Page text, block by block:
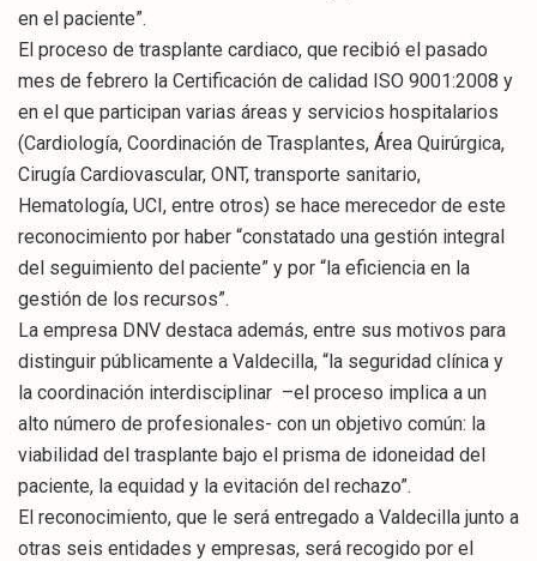
en el paciente”.
El proceso de trasplante cardiaco, que recibió el pasado
mes de febrero la Certificación de calidad ISO 9001:2008 y
en el que participan varias áreas y servicios hospitalarios
(Cardiología, Coordinación de Trasplantes, Área Quirúrgica,
Cirugía Cardiovascular, ONT, transporte sanitario,
Hematología, UCI, entre otros) se hace merecedor de este
reconocimiento por haber “constatado una gestión integral
del seguimiento del paciente” y por “la eficiencia en la
gestión de los recursos”.
La empresa DNV destaca además, entre sus motivos para
distinguir públicamente a Valdecilla, “la seguridad clínica y
la coordinación interdisciplinar –el proceso implica a un
alto número de profesionales- con un objetivo común: la
viabilidad del trasplante bajo el prisma de idoneidad del
paciente, la equidad y la evitación del rechazo”.
El reconocimiento, que le será entregado a Valdecilla junto a
otras seis entidades y empresas, será recogido por el